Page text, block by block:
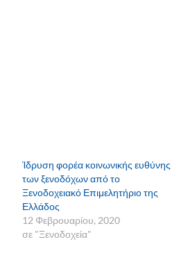
Ίδρυση φορέα κοινωνικής ευθύνης
των ξενοδόχων από το
Ξενοδοχειακό Επιμελητήριο της
Ελλάδος
12 Φεβρουαρίου, 2020
σε "Ξενοδοχεία"